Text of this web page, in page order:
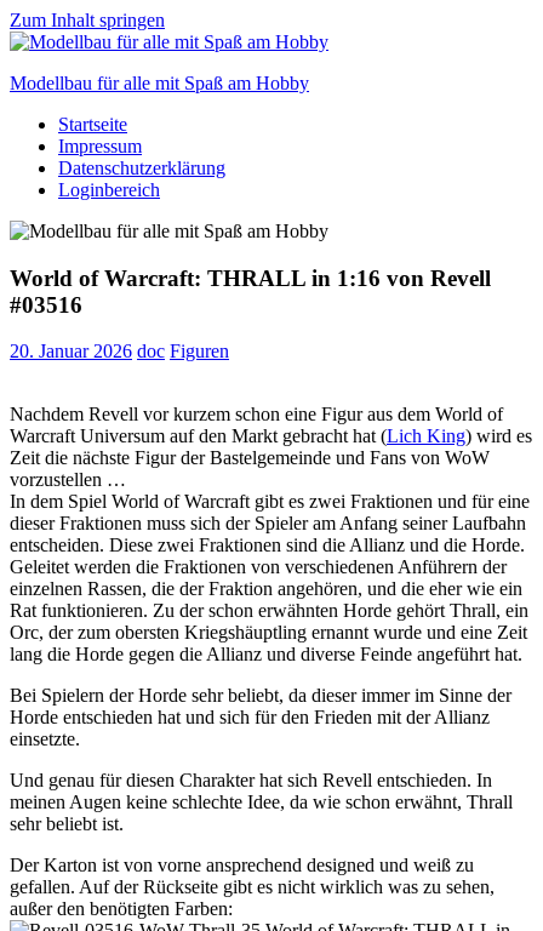
Zum Inhalt springen
Modellbau für alle mit Spaß am Hobby
Scale
modelling
to
Startseite
Impressum
Datenschutzerklärung
Loginbereich
World of Warcraft: THRALL in 1:16 von Revell
#03516
20. Januar 2026 doc Figuren
Nachdem Revell vor kurzem schon eine Figur aus dem World of
Warcraft Universum auf den Markt gebracht hat (Lich King) wird es
Zeit die nächste Figur der Bastelgemeinde und Fans von WoW
vorzustellen …
In dem Spiel World of Warcraft gibt es zwei Fraktionen und für eine
dieser Fraktionen muss sich der Spieler am Anfang seiner Laufbahn
entscheiden. Diese zwei Fraktionen sind die Allianz und die Horde.
Geleitet werden die Fraktionen von verschiedenen Anführern der
einzelnen Rassen, die der Fraktion angehören, und die eher wie ein
Rat funktionieren. Zu der schon erwähnten Horde gehört Thrall, ein
Orc, der zum obersten Kriegshäuptling ernannt wurde und eine Zeit
lang die Horde gegen die Allianz und diverse Feinde angeführt hat.
Bei Spielern der Horde sehr beliebt, da dieser immer im Sinne der
Horde entschieden hat und sich für den Frieden mit der Allianz
einsetzte.
Und genau für diesen Charakter hat sich Revell entschieden. In
meinen Augen keine schlechte Idee, da wie schon erwähnt, Thrall
sehr beliebt ist.
Der Karton ist von vorne ansprechend designed und weiß zu
gefallen. Auf der Rückseite gibt es nicht wirklich was zu sehen,
außer den benötigten Farben: